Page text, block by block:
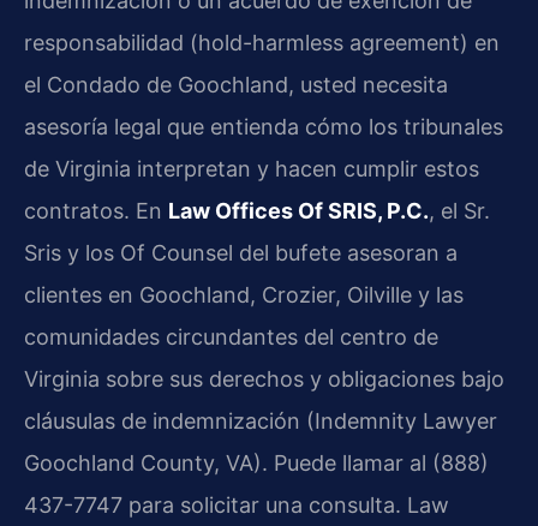
responsabilidad (hold-harmless agreement) en
el Condado de Goochland, usted necesita
asesoría legal que entienda cómo los tribunales
de Virginia interpretan y hacen cumplir estos
contratos. En Law Offices Of SRIS, P.C., el Sr.
Sris y los Of Counsel del bufete asesoran a
clientes en Goochland, Crozier, Oilville y las
comunidades circundantes del centro de
Virginia sobre sus derechos y obligaciones bajo
cláusulas de indemnización (Indemnity Lawyer
Goochland County, VA). Puede llamar al (888)
437-7747 para solicitar una consulta. Law